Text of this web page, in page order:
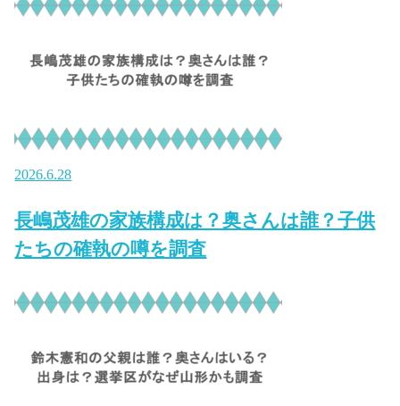
2026.6.28
長嶋茂雄の家族構成は？奥さんは誰？子供
たちの確執の噂を調査